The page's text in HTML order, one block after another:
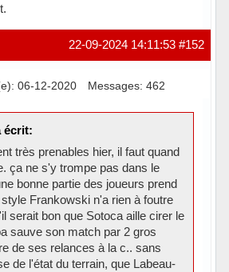
#152
22-09-2024 14:11:53
06-12-2020 Messages: 462
écrit:
très prenables hier, il faut quand
ça ne s'y trompe pas dans le
bonne partie des joueurs prend
Frankowski n'a rien à foutre
serait bon que Sotoca aille cirer le
sauve son match par 2 gros
de ses relances à la c.. sans
de l'état du terrain, que Labeau-